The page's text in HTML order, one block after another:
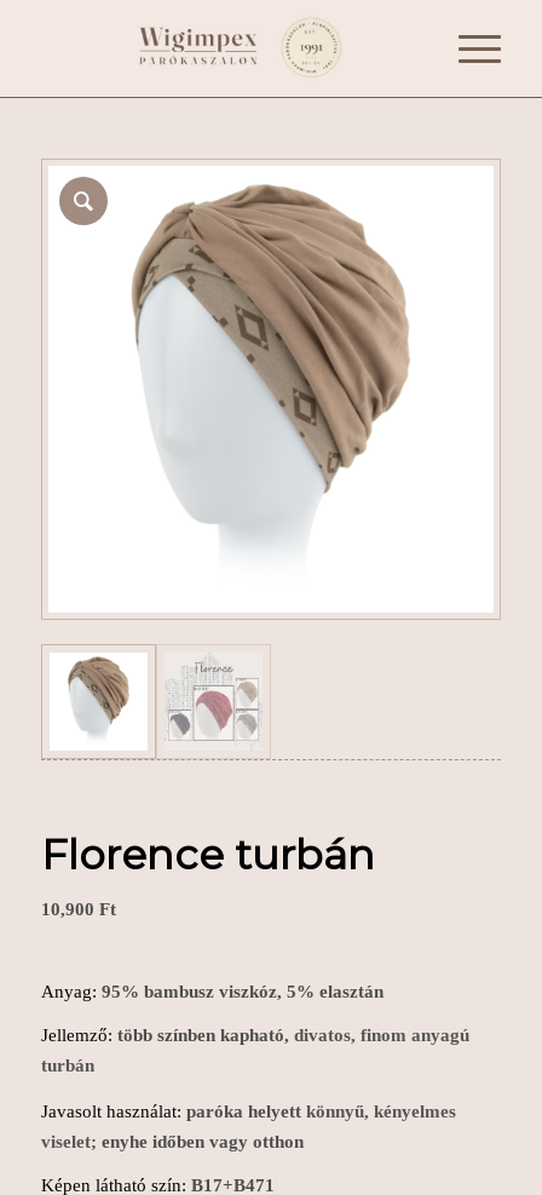
Florence turbán
10,900 Ft
Anyag: 95% bambusz viszkóz, 5% elasztán
Jellemző: több színben kapható, divatos, finom anyagú
turbán
Javasolt használat: paróka helyett könnyű, kényelmes
viselet; enyhe időben vagy otthon
Képen látható szín: B17+B471